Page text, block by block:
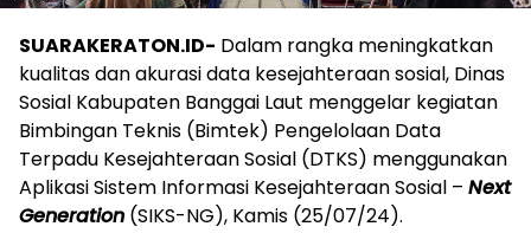
SUARAKERATON.ID- Dalam rangka meningkatkan
kualitas dan akurasi data kesejahteraan sosial, Dinas
Sosial Kabupaten Banggai Laut menggelar kegiatan
Bimbingan Teknis (Bimtek) Pengelolaan Data
Terpadu Kesejahteraan Sosial (DTKS) menggunakan
Aplikasi Sistem Informasi Kesejahteraan Sosial – Next
Generation (SIKS-NG), Kamis (25/07/24).